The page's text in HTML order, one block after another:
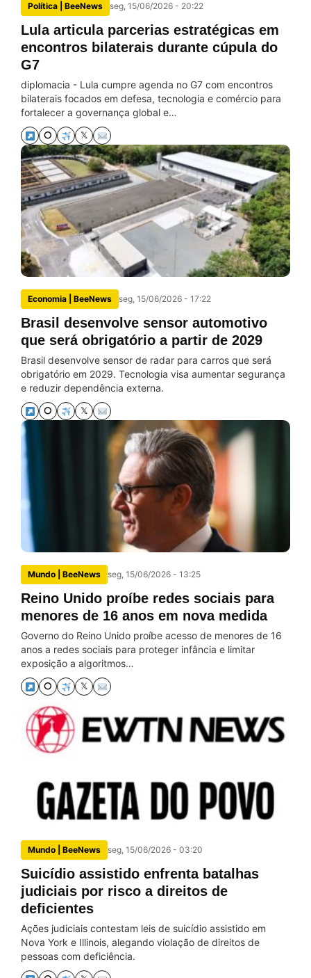
Política | BeeNews seg, 15/06/2026 - 20:22
Lula articula parcerias estratégicas em
encontros bilaterais durante cúpula do
G7
diplomacia - Lula cumpre agenda no G7 com encontros
bilaterais focados em defesa, tecnologia e comércio para
fortalecer a governança global e…
⭘ 𝕏
Economia | BeeNews seg, 15/06/2026 - 17:22
Brasil desenvolve sensor automotivo
que será obrigatório a partir de 2029
Brasil desenvolve sensor de radar para carros que será
obrigatório em 2029. Tecnologia visa aumentar segurança
e reduzir dependência externa.
⭘ 𝕏
Mundo | BeeNews seg, 15/06/2026 - 13:25
Reino Unido proíbe redes sociais para
menores de 16 anos em nova medida
Governo do Reino Unido proíbe acesso de menores de 16
anos a redes sociais para proteger infância e limitar
exposição a algoritmos…
⭘ 𝕏
Mundo | BeeNews seg, 15/06/2026 - 03:20
Suicídio assistido enfrenta batalhas
judiciais por risco a direitos de
deficientes
Ações judiciais contestam leis de suicídio assistido em
Nova York e Illinois, alegando violação de direitos de
pessoas com deficiência.